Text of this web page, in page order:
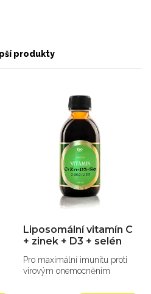
produkty
Liposomální vitamín C
+ zinek + D3 + selén
Pro maximální imunitu proti
virovým onemocněním